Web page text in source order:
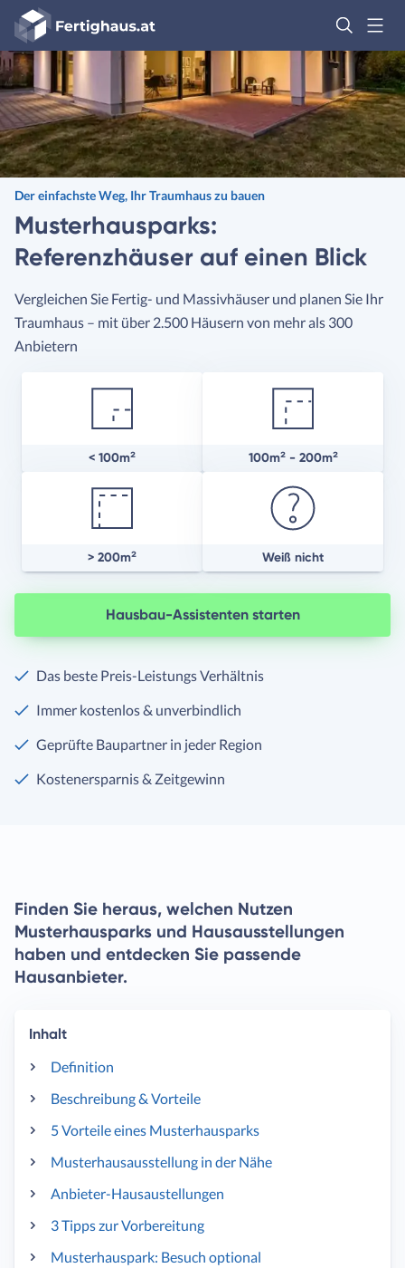
Fertighaus
Logo
Anmelden
Der einfachste Weg, Ihr Traumhaus zu bauen
Musterhausparks:
Referenzhäuser auf einen Blick
Vergleichen Sie Fertig- und Massivhäuser und planen Sie Ihr
Traumhaus – mit über 2.500 Häusern von mehr als 300
Anbietern
< 100m² 100m² - 200m²
> 200m² Weiß nicht
Hausbau-Assistenten starten
Das beste Preis-Leistungs Verhältnis
Immer kostenlos & unverbindlich
Geprüfte Baupartner in jeder Region
Kostenersparnis & Zeitgewinn
Finden Sie heraus, welchen Nutzen
Musterhausparks und Hausausstellungen
haben und entdecken Sie passende
Hausanbieter.
Inhalt
Definition
Beschreibung & Vorteile
5 Vorteile eines Musterhausparks
Musterhausausstellung in der Nähe
Anbieter-Hausaustellungen
3 Tipps zur Vorbereitung
Musterhauspark: Besuch optional